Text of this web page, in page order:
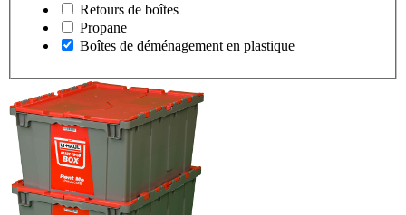
Retours de boîtes
Propane
Boîtes de déménagement en plastique